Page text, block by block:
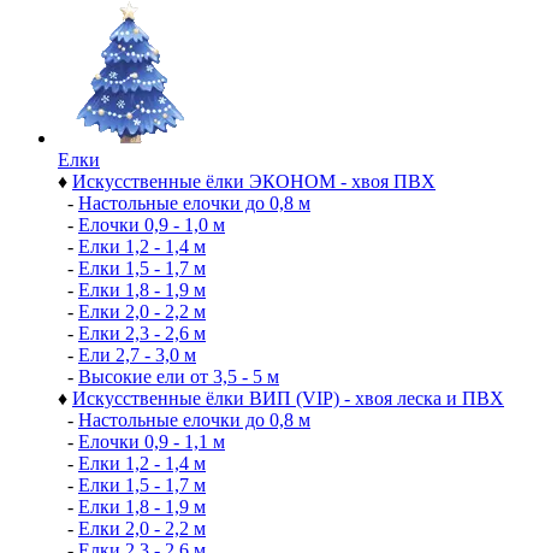
Елки
♦ Искусственные ёлки ЭКОНОМ - хвоя ПВХ
- Настольные елочки до 0,8 м
- Елочки 0,9 - 1,0 м
- Елки 1,2 - 1,4 м
- Елки 1,5 - 1,7 м
- Елки 1,8 - 1,9 м
- Елки 2,0 - 2,2 м
- Елки 2,3 - 2,6 м
- Ели 2,7 - 3,0 м
- Высокие ели от 3,5 - 5 м
♦ Искусственные ёлки ВИП (VIP) - хвоя леска и ПВХ
- Настольные елочки до 0,8 м
- Елочки 0,9 - 1,1 м
- Елки 1,2 - 1,4 м
- Елки 1,5 - 1,7 м
- Елки 1,8 - 1,9 м
- Елки 2,0 - 2,2 м